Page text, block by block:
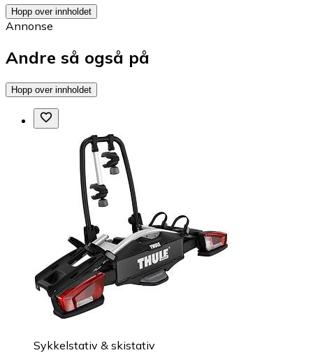
Hopp over innholdet
Annonse
Andre så også på
Hopp over innholdet
Sykkelstativ & skistativ